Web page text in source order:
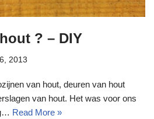
? – DIY
2013
van hout, deuren van hout
van hout. Het was voor ons
Read More »